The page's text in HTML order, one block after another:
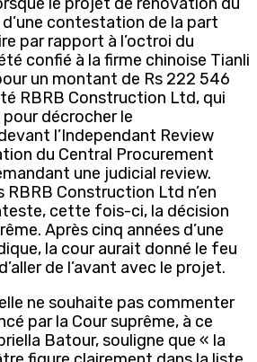
contestation de la part
par rapport à l’octroi du
confié à la firme chinoise Tianli
un montant de Rs 222 546
RBRB Construction Ltd, qui
décrocher le
l’Independant Review
du Central Procurement
une judicial review.
RBRB Construction Ltd n’en
cette fois-ci, la décision
Après cinq années d’une
la cour aurait donné le feu
de l’avant avec le projet.
ne souhaite pas commenter
par la Cour suprême, à ce
Batour, souligne que « la